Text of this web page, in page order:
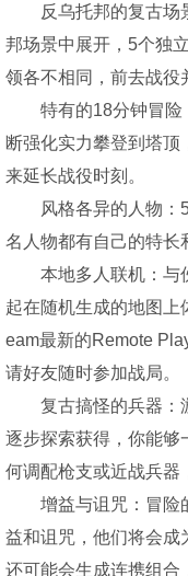
反乌托邦的复古场
邦场景中展开，5个独
领各不相同，前去战役
特有的18分钟冒
断强化实力攀登到塔
来延长战役时刻。
风格各异的人物：
名人物都有自己的特长
本地多人联机：与
起在随机生成的地图上
eam最新的Remote
请好友随时参加战局。
复古搞怪的兵器：
逐步探索获得，你能够
何调配枪支或近战兵器
增益与诅咒：冒险
益和诅咒，他们将会成
还可能会生成连携组合